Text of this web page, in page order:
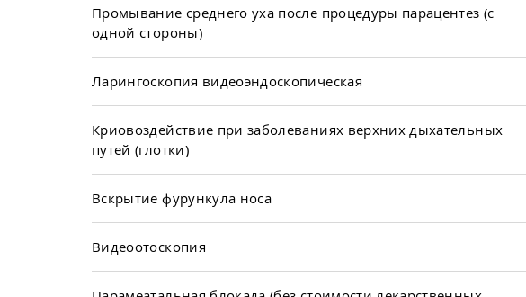
Промывание среднего уха после процедуры парацентез (с
одной стороны)
Ларингоскопия видеоэндоскопическая
Криовоздействие при заболеваниях верхних дыхательных
путей (глотки)
Вскрытие фурункула носа
Видеоотоскопия